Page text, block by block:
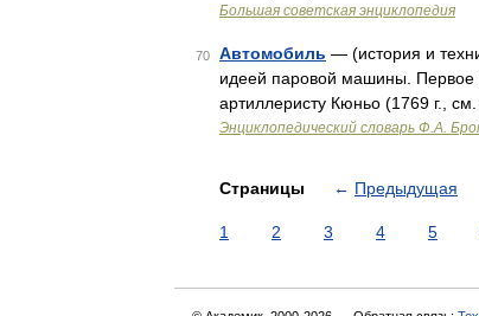
Большая советская энциклопедия
70 Автомобиль — (история и
идеей паровой машины. Первое
артиллеристу Кюньо (1769 г.,
Энциклопедический словарь Ф.А.
Страницы ← Предыдущая
1 2 3 4 5